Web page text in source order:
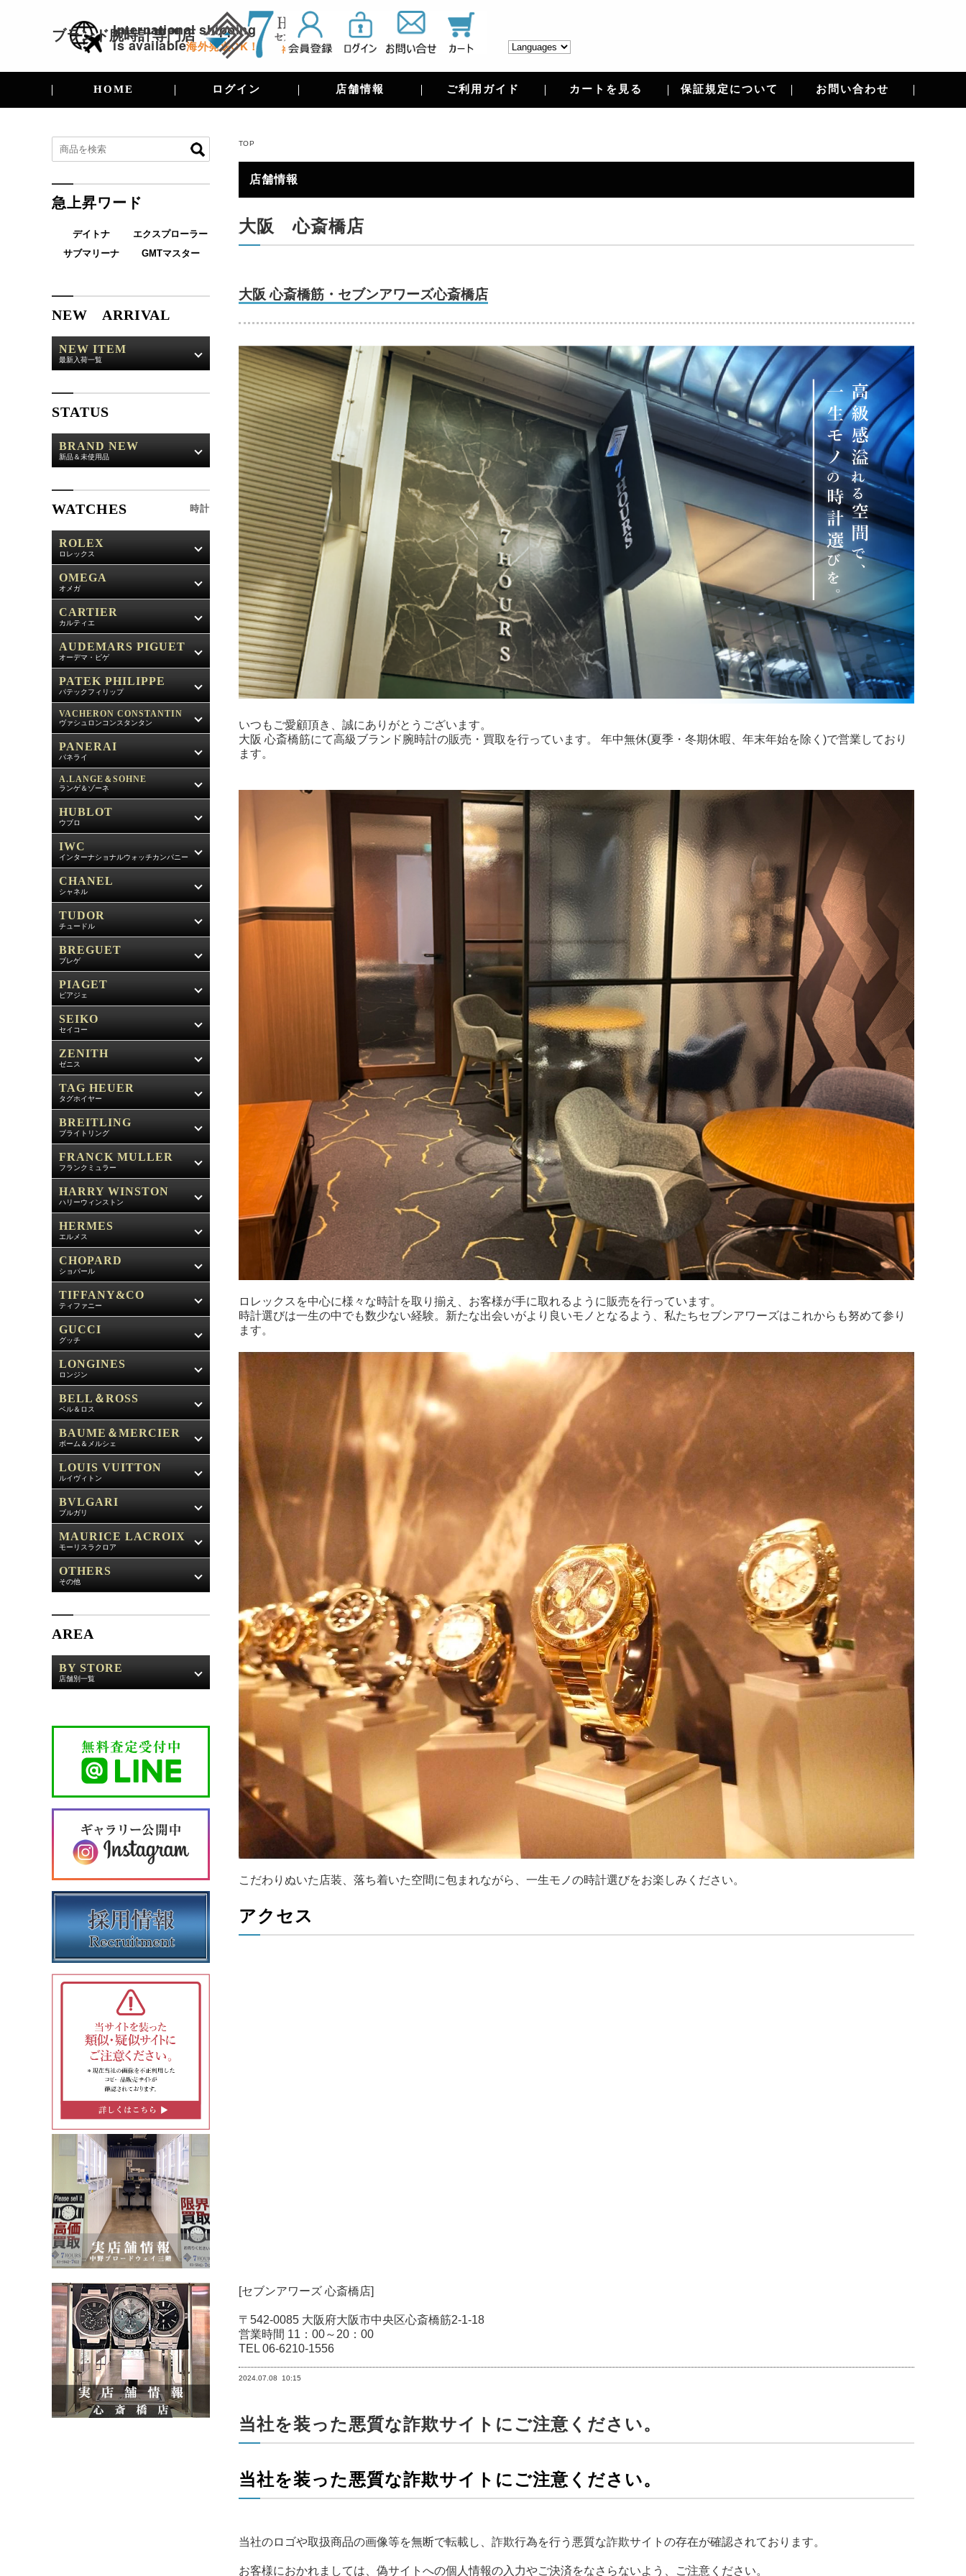
ブランド腕時計専門店
International shipping
is available海外発送OK！
HOME ログイン 店舗情報 ご利用ガイド カートを見る 保証規定について お問い合わせ
TOP
店舗情報
大阪 心斎橋店
大阪 心斎橋筋・セブンアワーズ心斎橋店
いつもご愛顧頂き、誠にありがとうございます。
大阪 心斎橋筋にて高級ブランド腕時計の販売・買取を行っています。 年中無休(夏季・冬期休暇、年末年始を除く)で営業しており
ます。
ロレックスを中心に様々な時計を取り揃え、お客様が手に取れるように販売を行っています。
時計選びは一生の中でも数少ない経験。新たな出会いがより良いモノとなるよう、私たちセブンアワーズはこれからも努めて参り
ます。
こだわりぬいた店装、落ち着いた空間に包まれながら、一生モノの時計選びをお楽しみください。
アクセス
[セブンアワーズ 心斎橋店]
〒542-0085 大阪府大阪市中央区心斎橋筋2-1-18
営業時間 11：00～20：00
TEL 06-6210-1556
2024.07.08 10:15
当社を装った悪質な詐欺サイトにご注意ください。
当社を装った悪質な詐欺サイトにご注意ください。
当社のロゴや取扱商品の画像等を無断で転載し、詐欺行為を行う悪質な詐欺サイトの存在が確認されております。
お客様におかれましては、偽サイトへの個人情報の入力やご決済をなさらないよう、ご注意ください。
急上昇ワード
デイトナ
エクスプローラー
サブマリーナ
GMTマスター
NEW ARRIVAL
NEW ITEM
最新入荷一覧
STATUS
BRAND NEW
新品＆未使用品
WATCHES 時計
ROLEX
ロレックス
OMEGA
オメガ
CARTIER
カルティエ
AUDEMARS PIGUET
オーデマ・ピゲ
PATEK PHILIPPE
パテックフィリップ
VACHERON CONSTANTIN
ヴァシュロンコンスタンタン
PANERAI
パネライ
A.LANGE＆SOHNE
ランゲ＆ゾーネ
HUBLOT
ウブロ
IWC
インターナショナルウォッチカンパニー
CHANEL
シャネル
TUDOR
チュードル
BREGUET
ブレゲ
PIAGET
ピアジェ
SEIKO
セイコー
ZENITH
ゼニス
TAG HEUER
タグホイヤー
BREITLING
ブライトリング
FRANCK MULLER
フランクミュラー
HARRY WINSTON
ハリーウィンストン
HERMES
エルメス
CHOPARD
ショパール
TIFFANY&CO
ティファニー
GUCCI
グッチ
LONGINES
ロンジン
BELL＆ROSS
ベル＆ロス
BAUME＆MERCIER
ボーム＆メルシェ
LOUIS VUITTON
ルイヴィトン
BVLGARI
ブルガリ
MAURICE LACROIX
モーリスラクロア
OTHERS
その他
AREA
BY STORE
店舗別一覧